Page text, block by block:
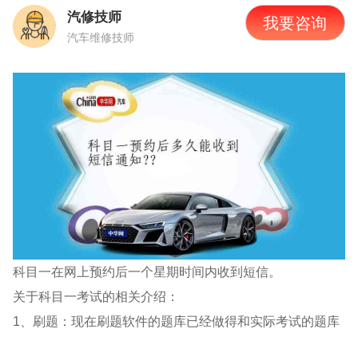
汽修技师
汽车维修技师
我要咨询
科目一在网上预约后一个星期时间内收到短信。
关于科目一考试的相关介绍：
1、刷题：现在刷题软件的题库已经做得和实际考试的题库